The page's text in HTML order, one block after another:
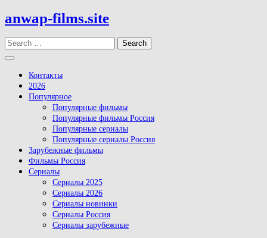
Skip
to
content
anwap-films.site
Search
Open
Button
Контакты
2026
Популярное
Популярные фильмы
Популярные фильмы Россия
Популярные сериалы
Популярные сериалы Россия
Зарубежные фильмы
Фильмы Россия
Сериалы
Сериалы 2025
Сериалы 2026
Сериалы новинки
Сериалы Россия
Сериалы зарубежные